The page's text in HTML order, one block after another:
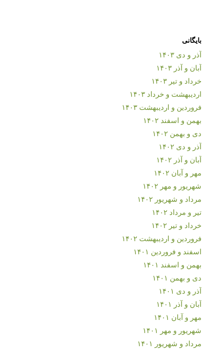
بایگانی
آذر و دی ۱۴۰۳
آبان و آذر ۱۴۰۳
خرداد و تیر ۱۴۰۳
اردیبهشت و خرداد ۱۴۰۳
فروردین و اردیبهشت ۱۴۰۳
بهمن و اسفند ۱۴۰۲
دی و بهمن ۱۴۰۲
آذر و دی ۱۴۰۲
آبان و آذر ۱۴۰۲
مهر و آبان ۱۴۰۲
شهریور و مهر ۱۴۰۲
مرداد و شهریور ۱۴۰۲
تیر و مرداد ۱۴۰۲
خرداد و تیر ۱۴۰۲
فروردین و اردیبهشت ۱۴۰۲
اسفند و فروردین ۱۴۰۱
بهمن و اسفند ۱۴۰۱
دی و بهمن ۱۴۰۱
آذر و دی ۱۴۰۱
آبان و آذر ۱۴۰۱
مهر و آبان ۱۴۰۱
شهریور و مهر ۱۴۰۱
مرداد و شهریور ۱۴۰۱